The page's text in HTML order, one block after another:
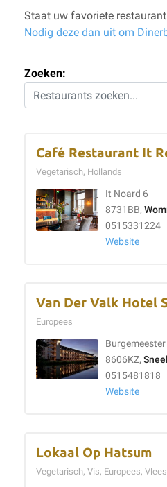
Staat uw favoriete
Nodig deze dan uit om
Zoeken:
Café Restaurant It
Vegetarisch, Hollands
It Noard 6
8731BB,
0515331224
Website
Van Der Valk Hotel
Europees
8606KZ,
0515481818
Website
Lokaal Op Hatsum
Vegetarisch, Vis, Europees,